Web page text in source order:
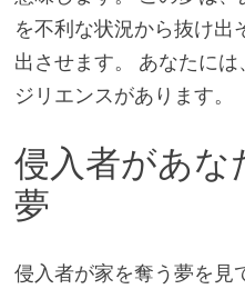
を不利な状況から抜け出
出させます。 あなたに
ジリエンスがあります。
侵入者があな
夢
侵入者が家を奪う夢を見